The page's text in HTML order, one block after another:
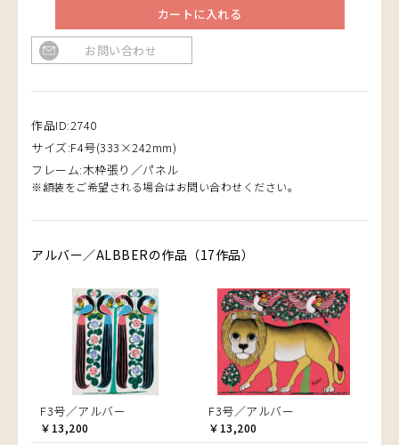
カートに入れる
お問い合わせ
作品ID:2740
サイズ:F4号(333×242mm)
フレーム:木枠張り／パネル
※額装をご希望される場合はお問い合わせください。
アルバー／ALBBERの作品（17作品）
F3号／アルバー
￥13,200
F3号／アルバー
￥13,200